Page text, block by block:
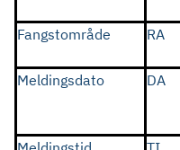
Fangstområde
RA
Meldingsdato
DA